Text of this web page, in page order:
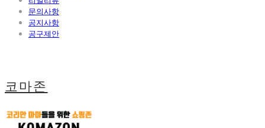
문의사항
공지사항
공구제안
코마존